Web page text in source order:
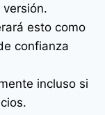
esto como
confianza
incluso si